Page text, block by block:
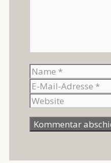
Name